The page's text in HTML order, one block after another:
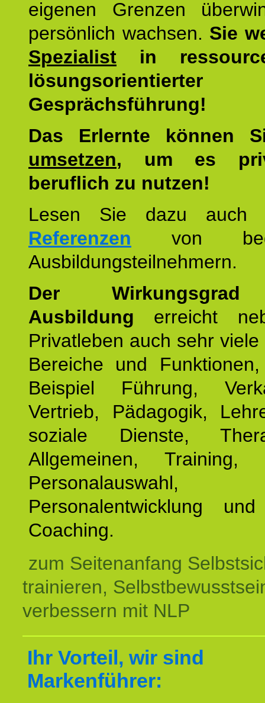
eigenen Grenzen
persönlich wachsen. Sie
Spezialist in
lösungsorientierter
Gesprächsführung!
Das Erlernte können
umsetzen, um es
beruflich zu nutzen!
Lesen Sie dazu
Referenzen von
Ausbildungsteilnehmern.
Der
Ausbildung erreicht
Privatleben auch sehr
Bereiche und
Beispiel Führung,
Vertrieb, Pädagogik,
soziale Dienste,
Allgemeinen, Training,
Personalauswahl,
Personalentwicklung
Coaching.
zum Seitenanfang
trainieren,
verbessern mit NLP
Ihr Vorteil, wir sind
Markenführer: